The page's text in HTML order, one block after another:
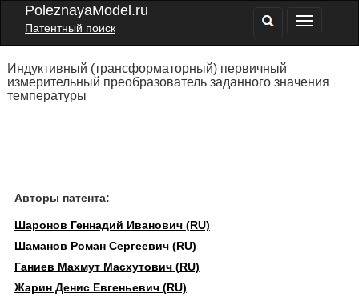
PoleznayaModel.ru
Патентный поиск
Индуктивный (трансформаторный) первичный
измерительный преобразователь заданного значения
температуры
Авторы патента:
Шаронов Геннадий Иванович (RU)
Шаманов Роман Сергеевич (RU)
Ганиев Махмут Масхутович (RU)
Жарин Денис Евгеньевич (RU)